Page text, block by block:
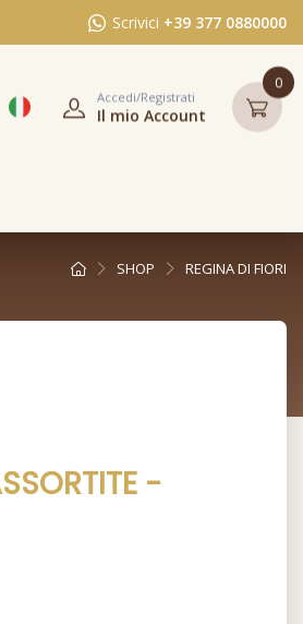
Scrivici +39 377 0880000
Accedi/Registrati
Il mio Account
0
SHOP REGINA DI FIORI
-